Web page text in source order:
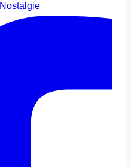
Nostalgie